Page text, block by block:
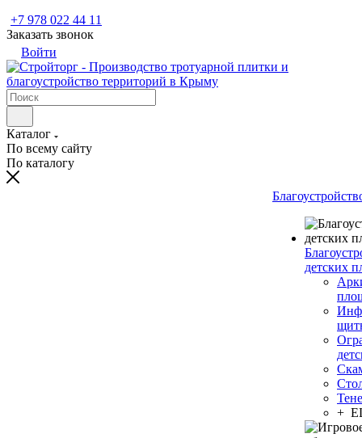
+7 978 022 44 11
Заказать звонок
Войти
Каталог
По всему сайту
По каталогу
детских
+